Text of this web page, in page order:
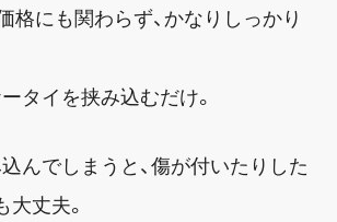
格にも関わらず、かなりしっかり
タイを挟み込むだけ。
んでしまうと、傷が付いたりした
大丈夫。